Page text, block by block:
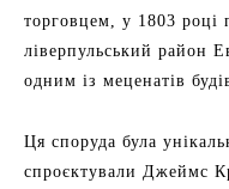
торговцем, у 1803 році
ліверпульський район
одним із меценатів
Ця споруда була
спроєктували Джеймс